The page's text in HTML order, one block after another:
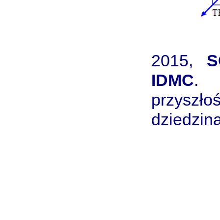
2015,
IDMC.